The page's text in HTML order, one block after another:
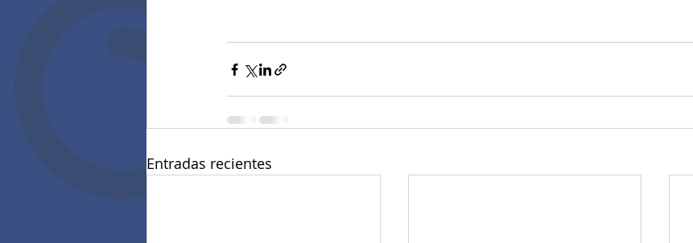
Entradas recientes